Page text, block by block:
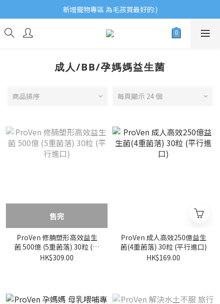
歡迎瀏覽ECCB個人護理專家 嚴選優質品牌
新增寵物專區 為毛孩買最好的:)
歡迎瀏覽ECCB個人護理專家 嚴選優質品牌
成人/BB/孕媽媽益生菌
商品排序 每頁顯示 24 個
售完
ProVen 修腩塑形高效益生
菌 500億 (5重菌落) 30粒 (平
行進口)
HK$309.00
ProVen 成人高效250億益生
菌(4重菌落) 30粒 (平行進口)
HK$169.00